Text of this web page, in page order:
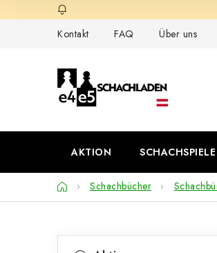
Inhalt
Kontakt
FAQ Über uns
AKTION SCHACHSPIELE
StartseiteSchachbücher